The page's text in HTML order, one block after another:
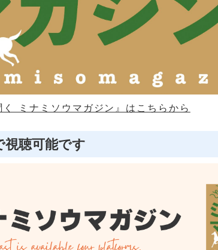
ミナミソウマガジン』はこちらから
聴可能です